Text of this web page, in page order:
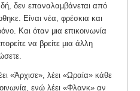
δεν επαναλαµβάνεται από
Είναι νέα, φρέσκια και
Και όταν μια επικοινωνία
να βρείτε µια άλλη
«Άρχισε», λέει «Ωραία» κάθε
ενώ λέει «Φλανκ» αν